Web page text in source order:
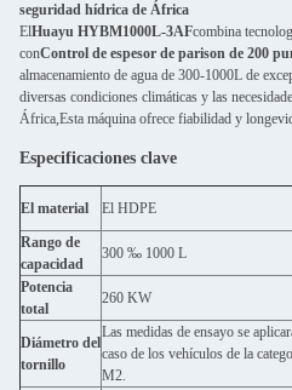
seguridad hídrica de África
ElHuayu HYBM1000L-3AFcombina
conControl de espesor de parison de 200
almacenamiento de agua de 300-1000L de
diversas condiciones climáticas y las
África,Esta máquina ofrece fiabilidad y
Especificaciones clave
El material El HDPE
Rango de
capacidad
300 ‰ 1000 L
Potencia
total
260 KW
Diámetro del
tornillo
Las medidas de ensayo se
caso de los vehículos de la
M2.